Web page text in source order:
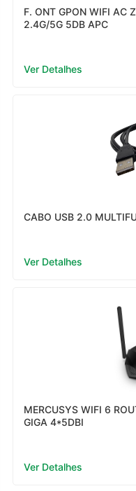
F. ONT GPON WIFI AC
2.4G/5G 5DB APC
Ver Detalhes
CABO USB 2.0
Ver Detalhes
MERCUSYS WIFI 6
GIGA 4*5DBI
Ver Detalhes